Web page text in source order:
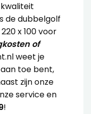
de dubbelgolf
x 100 voor
of
weet je
toe bent,
zijn onze
service en
!